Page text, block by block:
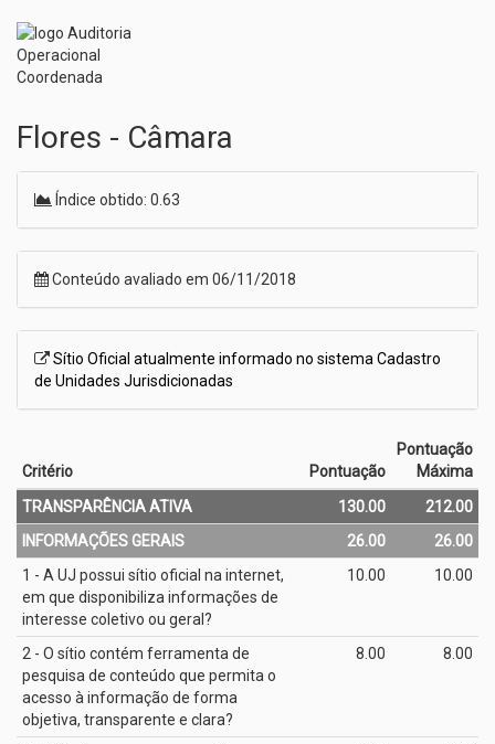
Flores - Câmara
Índice obtido: 0.63
Conteúdo avaliado em 06/11/2018
Sítio Oficial atualmente informado no sistema Cadastro
de Unidades Jurisdicionadas
Critério Pontuação
Pontuação
Máxima
TRANSPARÊNCIA ATIVA
130.00
212.00
INFORMAÇÕES GERAIS
26.00
26.00
1 - A UJ possui sítio oficial na internet,
em que disponibiliza informações de
interesse coletivo ou geral?
10.00 10.00
2 - O sítio contém ferramenta de
pesquisa de conteúdo que permita o
acesso à informação de forma
objetiva, transparente e clara?
8.00 8.00